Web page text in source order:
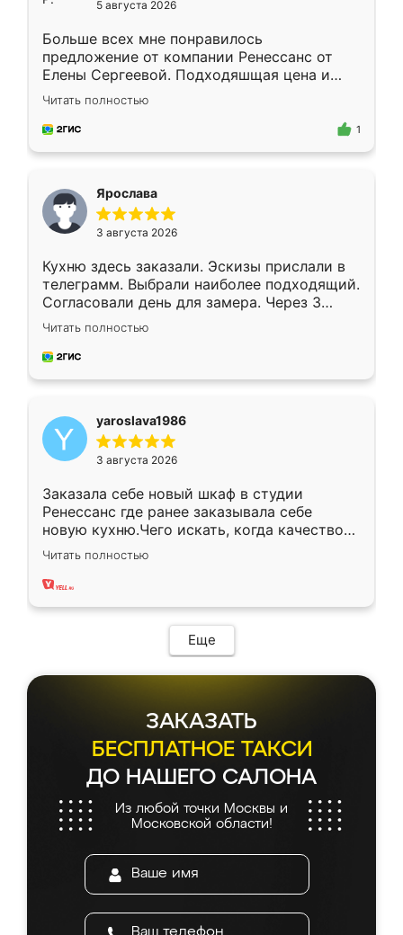
5 августа 2026
Больше всех мне понравилось
предложение от компании Ренессанс от
Елены Сергеевой. Подходяшщая цена и
короткие сроки изготовления. Приехавший
для замера сотрудник Владислав
предложил по моему эскизу самый
Читать полностью
1
Ярослава
3 августа 2026
Кухню здесь заказали. Эскизы прислали в
телеграмм. Выбрали наиболее подходящий.
Согласовали день для замера. Через 3
недели кухня была уже готова. Остались
довольны работой. Спасибо Ренессанс
мебель за качественную работу!
Читать полностью
yaroslava1986
3 августа 2026
Заказала себе новый шкаф в студии
Ренессанс где ранее заказывала себе
новую кухню.Чего искать, когда качеством
вполне довольна. Служит кухня уже почти
два года, нареканий нет.
Читать полностью
Еще
ЗАКАЗАТЬ
БЕСПЛАТНОЕ ТАКСИ
ДО НАШЕГО САЛОНА
Из любой точки Москвы и
Московской области!